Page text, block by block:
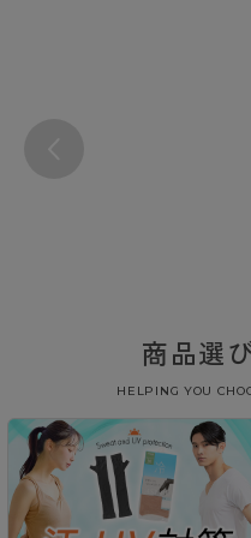
商品選
HELPING YOU